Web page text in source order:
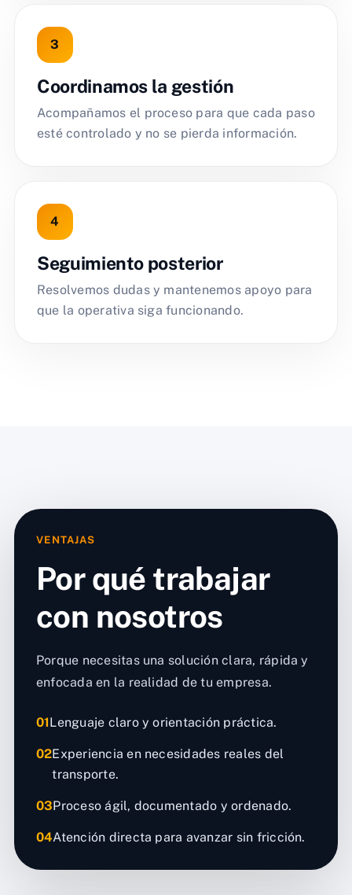
Coordinamos la gestión
Acompañamos el proceso para que cada paso
esté controlado y no se pierda información.
Seguimiento posterior
Resolvemos dudas y mantenemos apoyo para
que la operativa siga funcionando.
VENTAJAS
Por qué trabajar
con nosotros
Porque necesitas una solución clara, rápida y
enfocada en la realidad de tu empresa.
01Lenguaje claro y orientación práctica.
02Experiencia en necesidades reales del
transporte.
03Proceso ágil, documentado y ordenado.
04Atención directa para avanzar sin fricción.